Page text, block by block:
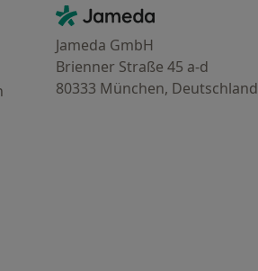
Kontakt
Jameda - Startseite
Jameda GmbH
Brienner Straße 45 a-d
80333 München, Deutschland